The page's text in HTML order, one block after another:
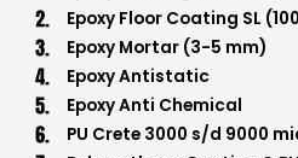
Epoxy Floor Coating SL
Epoxy Mortar (3-5 mm)
Epoxy Antistatic
Epoxy Anti Chemical
PU Crete 3000 s/d 9000